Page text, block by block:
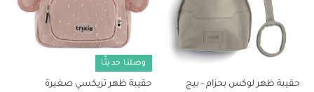
حقيبة ظهر لوكس بحزام - بيج
وصلنا حديثًا
حقيبة ظهر تريكسي صغيرة